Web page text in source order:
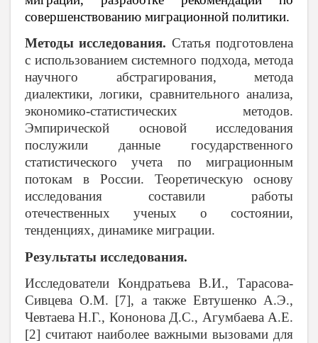
совершенствованию миграционной политики.
Методы исследования. Статья подготовлена
с использованием системного подхода, метода
научного абстрагирования, метода
диалектики, логики, сравнительного анализа,
экономико-статистических методов.
Эмпирической основой исследования
послужили данные государственного
статистического учета по миграционным
потокам в России. Теоретическую основу
исследования составили работы
отечественных ученых о состоянии,
тенденциях, динамике миграции.
Результаты исследования.
Исследователи Кондратьева В.И., Тарасова-
Сивцева О.М. [7], а также Евтушенко А.Э.,
Чевтаева Н.Г., Кононова Д.С., Агумбаева А.Е.
[2] считают наиболее важными вызовами для